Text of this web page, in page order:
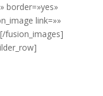
border=»yes»
link=»»
fusion_images]